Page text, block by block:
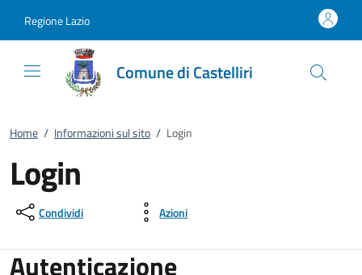
Regione Lazio
Comune di Castelliri
Home / Informazioni sul sito / Login
Login
Condividi Azioni
Autenticazione